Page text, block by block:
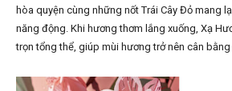
hòa quyện cùng những nốt Trái Cây Đỏ mang
năng động. Khi hương thơm lắng xuống, Xạ
trọn tổng thể, giúp mùi hương trở nên cân